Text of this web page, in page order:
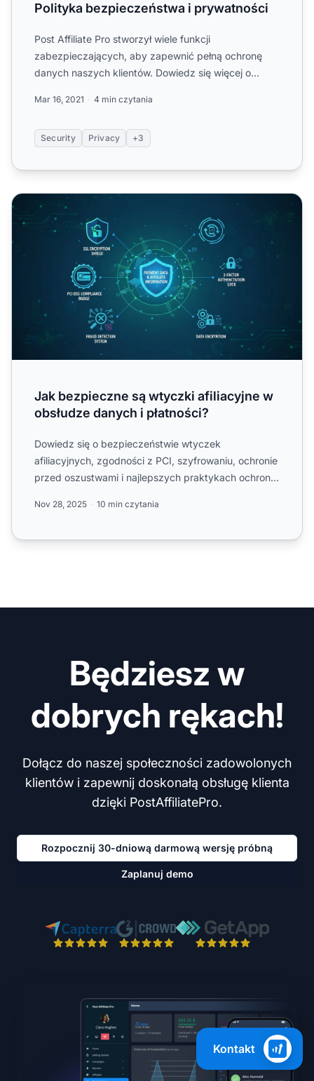
Polityka bezpieczeństwa i prywatności
Post Affiliate Pro stworzył wiele funkcji
zabezpieczających, aby zapewnić pełną ochronę
danych naszych klientów. Dowiedz się więcej o
Mar 16, 2021 4 min czytania
Security Privacy +3
Jak bezpieczne są wtyczki afiliacyjne w obsłudze danych
Jak bezpieczne są wtyczki afiliacyjne w
obsłudze danych i płatności?
Dowiedz się o bezpieczeństwie wtyczek
afiliacyjnych, zgodności z PCI, szyfrowaniu, ochronie
przed oszustwami i najlepszych praktykach ochrony
Nov 28, 2025 10 min czytania
Będziesz w
dobrych rękach!
Dołącz do naszej społeczności zadowolonych
klientów i zapewnij doskonałą obsługę klienta
dzięki PostAffiliatePro.
Rozpocznij 30-dniową darmową wersję próbną
Zaplanuj demo
Kontakt